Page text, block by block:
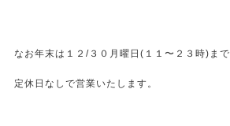
なお年末は１２/３０月曜日(１１〜２３時)まで
定休日なしで営業いたします。